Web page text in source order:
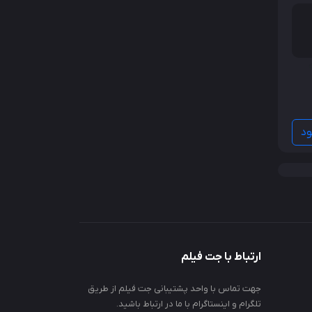
ارتباط با جت فیلم
جهت تماس با واحد پشتیبانی جت فیلم از طریق
تلگرام و اینستاگرام با ما در ارتباط باشید.